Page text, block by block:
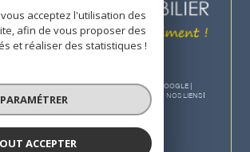
RÉSERVÉS | TRADUCTION POWERED BY GOOGLE |
PLAN DU SITE MENTIONS LÉGALES ADMIN
NOS LIENS
POLITIQUE RGPD
acceptez l'utilisation des
afin de vous proposer des
et réaliser des statistiques !
PARAMÉTRER
ACCEPTER